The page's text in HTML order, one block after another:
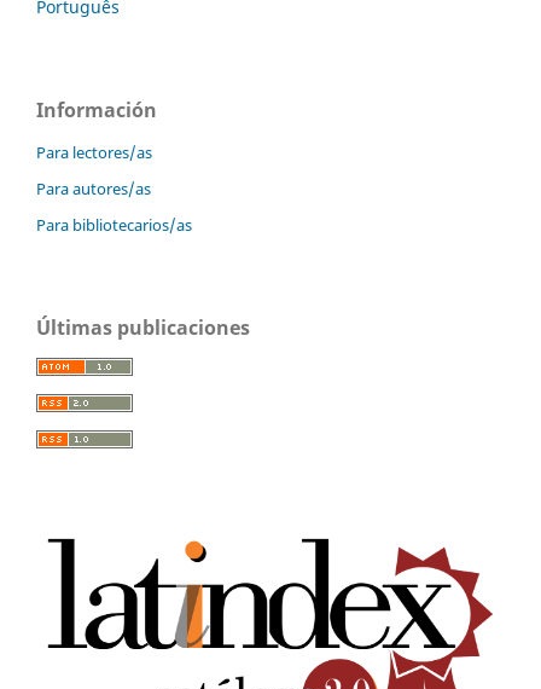
Português
Información
Para lectores/as
Para autores/as
Para bibliotecarios/as
Últimas publicaciones